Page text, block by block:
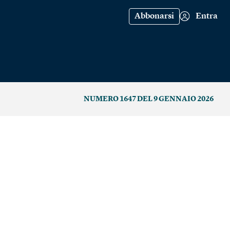
Abbonarsi Entra
NUMERO 1647 DEL 9 GENNAIO 2026